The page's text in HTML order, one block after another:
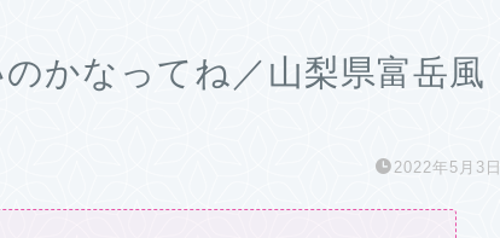
かなってね／山梨県富岳風
2022年5月3日